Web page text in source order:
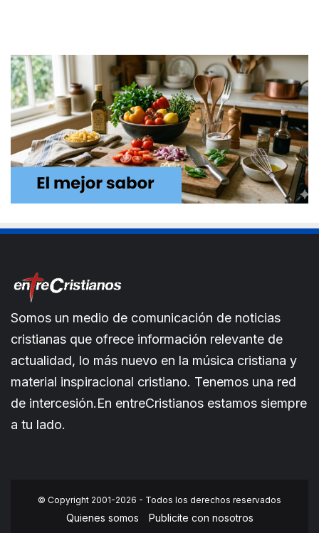
Somos un medio de comunicación de noticias
cristianas que ofrece información relevante de
actualidad, lo más nuevo en la música cristiana y
material inspiracional cristiano. Tenemos una red
de intercesión.En entreCristianos estamos siempre
a tu lado.
© Copyright 2001-2026 - Todos los derechos reservados
Quienes somos Publicite con nosotros